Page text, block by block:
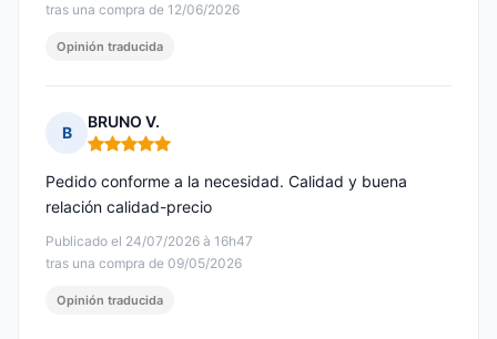
tras una compra de 12/06/2026
Opinión traducida
B
BRUNO V.
Nota: 5 de 5
Publicado el 24/07/2026 à 16h47
tras una compra de 09/05/2026
Pedido conforme a la necesidad. Calidad y buena
relación calidad-precio
Opinión traducida